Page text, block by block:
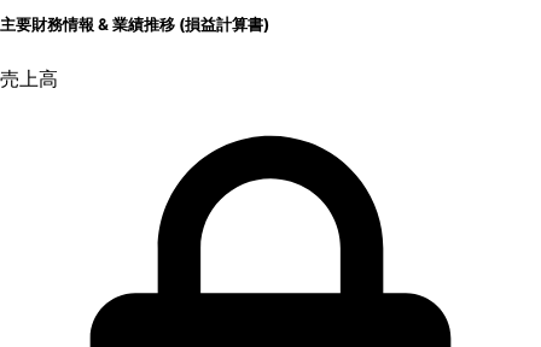
主要財務情報 & 業績推移 (損益計算書)
売上高